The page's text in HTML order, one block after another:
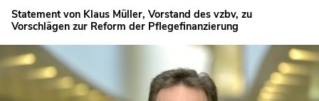
Statement von Klaus Müller, Vorstand des vzbv, zu
Vorschlägen zur Reform der Pflegefinanzierung